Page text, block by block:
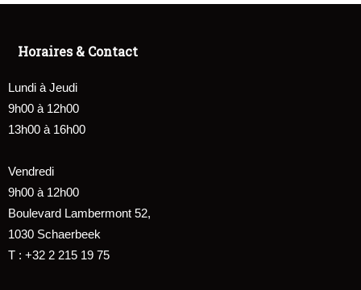
Horaires & Contact
Lundi à Jeudi
9h00 à 12h00
13h00 à 16h00
Vendredi
9h00 à 12h00
Boulevard Lambermont 52,
1030 Schaerbeek
T : +32 2 215 19 75